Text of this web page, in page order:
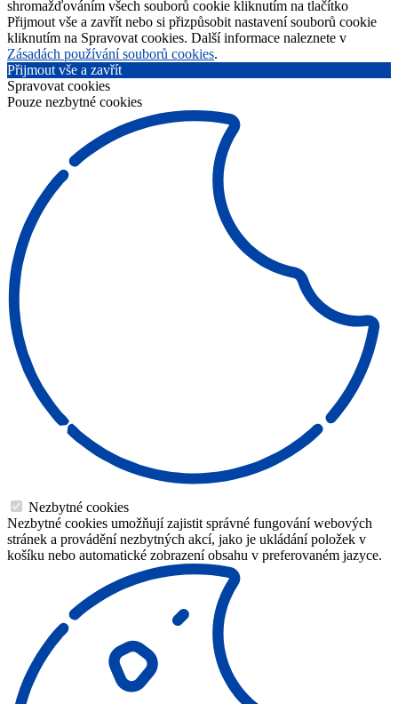
shromažďováním všech souborů cookie kliknutím na tlačítko
Přijmout vše a zavřít nebo si přizpůsobit nastavení souborů cookie
kliknutím na Spravovat cookies. Další informace naleznete v
Zásadách používání souborů cookies.
Přijmout vše a zavřít
Spravovat cookies
Pouze nezbytné cookies
Nezbytné cookies
Nezbytné cookies umožňují zajistit správné fungování webových
stránek a provádění nezbytných akcí, jako je ukládání položek v
košíku nebo automatické zobrazení obsahu v preferovaném jazyce.